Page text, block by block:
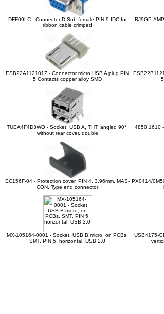
DFF09LC - Connector D Sub female PIN 9 IDC for
ribbon cable crimped
RJ9GP-
ESB22A112101Z - Connector micro USB A plug PIN
5 Contacts copper alloy SMD
TUEA4F4D3WO - Socket, USB A, THT, angled 90°,
without rear cover, double
4850.1610
EC156F-04 - Protection cover, PIN 4, 3.96mm, MAS-
CON, Type end connector
PX0414/
MX-105164-0001 - Socket, USB B micro, on PCBs,
SMT, PIN 5, horizontal, USB 2.0
USB4175-